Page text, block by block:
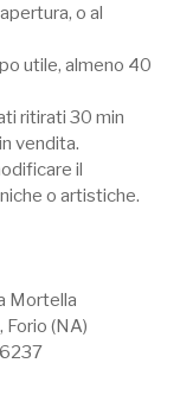
o al
utile, almeno 40
ritirati 30 min
vendita.
il
o artistiche.
Mortella
(NA)